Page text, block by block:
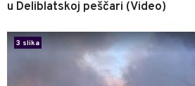
u Deliblatskoj peščari (Video)
3 slika